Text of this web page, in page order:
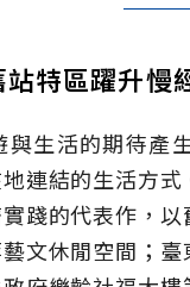
特區躍升慢
生活的期待產
連結的生活方
踐的代表作，
文休閒空間；